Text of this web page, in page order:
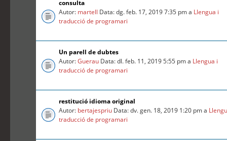
consulta
Autor: martell Data: dg. feb. 17, 2019 7:35 pm a Llengua i
traducció de programari
Un parell de dubtes
Autor:Guerau Data: dl. feb. 11, 2019 5:55 pm a Llengua i
traducció de programari
restitució idioma original
Autor: bertajespriu Data: dv. gen. 18, 2019 1:20 pm a
traducció de programari